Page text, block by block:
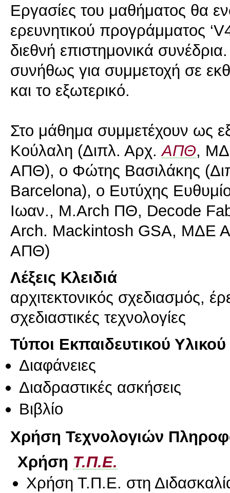
Εργασίες του μαθήματος θα
ερευνητικού προγράμματος
διεθνή επιστημονικά
συνήθως για συμμετοχή σε
και το εξωτερικό.
Στο μάθημα συμμετέχουν ως
Κούλαλη (Διπλ. Αρχ.ΑΠΘ,
ΑΠΘ), ο Φώτης Βασιλάκης
Barcelona), ο Ευτύχης
Ιωαν., M.Arch ΠΘ, Decode
Arch. Mackintosh GSA, ΜΔΕ
Λέξεις Κλειδιά
αρχιτεκτονικός σχεδιασμός,
σχεδιαστικές τεχνολογίες
Τύποι Εκπαιδευτικού Υλικού
Διαφάνειες
Διαδραστικές ασκήσεις
Βιβλίο
Χρήση Τεχνολογιών
Χρήση Τ.Π.Ε.
Χρήση Τ.Π.Ε. στη